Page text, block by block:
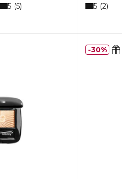
5 5 5 2
30%